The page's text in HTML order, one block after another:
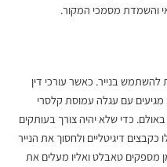
והשמדת מסמכי המקור.
בנייר. כאשר עורכי דין
עם עגלה עמוסת קלסרי
כדי שלא יהיה צורך בעותקים
דיגיטליים ולחסוך את הנייר
מספקים טאבלט ואליו מעלים את